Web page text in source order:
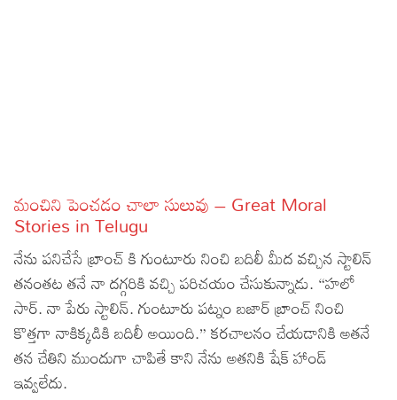
Articles
Facts
Devotional
Christianity
Hinduism
Hindi
Lyrics in Hindi – Devotional Songs
Tamil
మంచిని పెంచడం చాలా సులువు – Great Moral
Stories in Telugu
నేను పనిచేసే బ్రాంచ్ కి గుంటూరు నించి బదిలీ మీద వచ్చిన స్టాలిన్
తనంతట తనే నా దగ్గరికి వచ్చి పరిచయం చేసుకున్నాడు. “హలో
సార్. నా పేరు స్టాలిన్. గుంటూరు పట్నం బజార్ బ్రాంచ్ నించి
కొత్తగా నాకిక్కడికి బదిలీ అయింది.” కరచాలనం చేయడానికి అతనే
తన చేతిని ముందుగా చాపితే కాని నేను అతనికి షేక్ హాండ్
ఇవ్వలేదు.